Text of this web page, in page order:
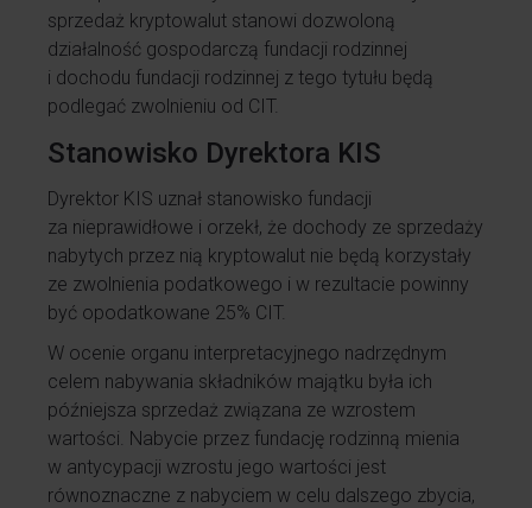
sprzedaż kryptowalut stanowi dozwoloną
działalność gospodarczą fundacji rodzinnej
i dochodu fundacji rodzinnej z tego tytułu będą
podlegać zwolnieniu od CIT.
Stanowisko Dyrektora KIS
Dyrektor KIS uznał stanowisko fundacji
za nieprawidłowe i orzekł, że dochody ze sprzedaży
nabytych przez nią kryptowalut nie będą korzystały
ze zwolnienia podatkowego i w rezultacie powinny
być opodatkowane 25% CIT.
W ocenie organu interpretacyjnego nadrzędnym
celem nabywania składników majątku była ich
późniejsza sprzedaż związana ze wzrostem
wartości. Nabycie przez fundację rodzinną mienia
w antycypacji wzrostu jego wartości jest
równoznaczne z nabyciem w celu dalszego zbycia,